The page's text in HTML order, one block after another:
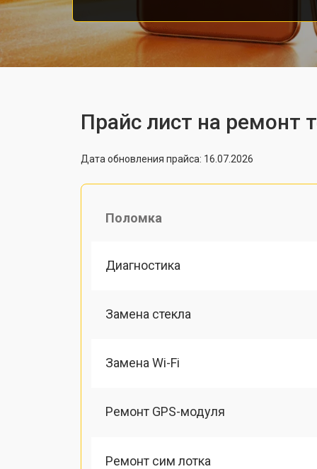
Прайс лист на ремонт
Дата обновления прайса: 16.07.2026
Поломка
Диагностика
Замена стекла
Замена Wi-Fi
Ремонт GPS-модуля
Ремонт сим лотка